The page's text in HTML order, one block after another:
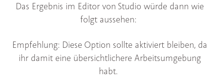
Das Ergebnis im Editor von Studio würde dann wie
folgt aussehen:
Empfehlung: Diese Option sollte aktiviert bleiben, da
ihr damit eine übersichtlichere Arbeitsumgebung
habt.